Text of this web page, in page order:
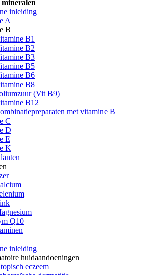
inleiding
A
B
B1
B2
B3
B5
B6
B8
(Vit B9)
B12
met vitamine B
C
D
E
K
Q10
inleiding
huidaandoeningen
eczeem